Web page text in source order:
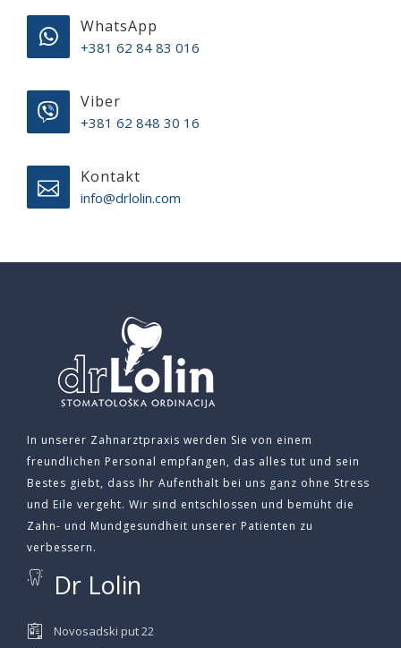
WhatsApp
+381 62 84 83 016
Viber
+381 62 848 30 16
Kontakt
info@drlolin.com
In unserer Zahnarztpraxis werden Sie von einem
freundlichen Personal empfangen, das alles tut und sein
Bestes giebt, dass Ihr Aufenthalt bei uns ganz ohne Stress
und Eile vergeht. Wir sind entschlossen und bemüht die
Zahn- und Mundgesundheit unserer Patienten zu
verbessern.
Dr Lolin
Novosadski put 22